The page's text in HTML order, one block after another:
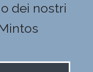
dei nostri